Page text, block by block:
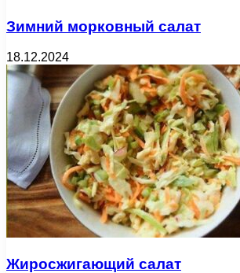
Зимний морковный салат
18.12.2024
Жиросжигающий салат